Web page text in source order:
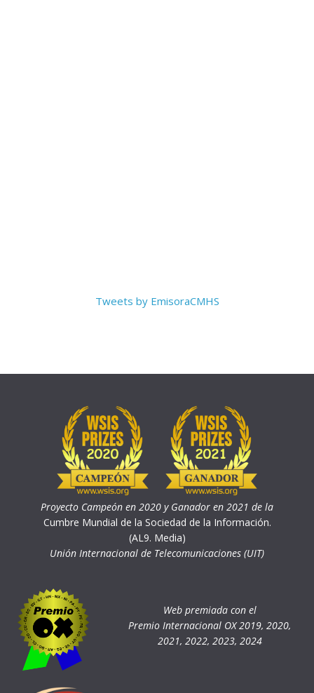
Tweets by EmisoraCMHS
Proyecto Campeón en 2020 y Ganador en 2021 de la
Cumbre Mundial de la Sociedad de la Información.
(AL9. Media)
Unión Internacional de Telecomunicaciones (UIT)
Web premiada con el
Premio Internacional OX 2019, 2020,
2021, 2022, 2023, 2024